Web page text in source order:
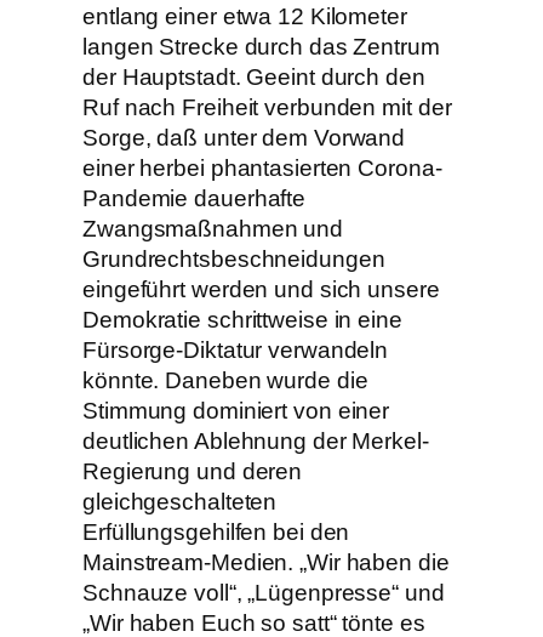
entlang einer etwa 12 Kilometer
langen Strecke durch das Zentrum
der Hauptstadt. Geeint durch den
Ruf nach Freiheit verbunden mit der
Sorge, daß unter dem Vorwand
einer herbei phantasierten Corona-
Pandemie dauerhafte
Zwangsmaßnahmen und
Grundrechtsbeschneidungen
eingeführt werden und sich unsere
Demokratie schrittweise in eine
Fürsorge-Diktatur verwandeln
könnte. Daneben wurde die
Stimmung dominiert von einer
deutlichen Ablehnung der Merkel-
Regierung und deren
gleichgeschalteten
Erfüllungsgehilfen bei den
Mainstream-Medien. „Wir haben die
Schnauze voll“, „Lügenpresse“ und
„Wir haben Euch so satt“ tönte es